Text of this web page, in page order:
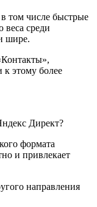
том числе быстрые
среди
шире.
к этому более
формата
и привлекает
направления